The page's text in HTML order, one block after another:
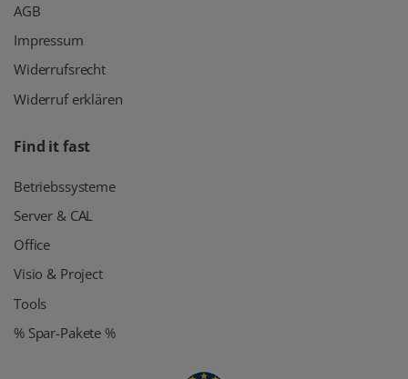
AGB
Impressum
Widerrufsrecht
Widerruf erklären
Find it fast
Betriebssysteme
Server & CAL
Office
Visio & Project
Tools
% Spar-Pakete %